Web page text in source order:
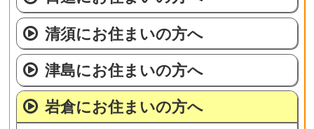
清須にお住まいの方へ
津島にお住まいの方へ
岩倉にお住まいの方へ